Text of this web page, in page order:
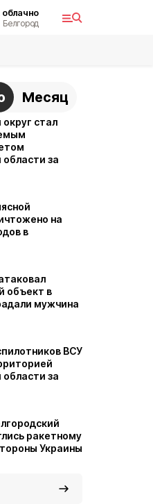
облачно
Белгород
Месяц
стал
области за
на
в
объект в
мужчина
ВСУ
области за
ракетному
Украины